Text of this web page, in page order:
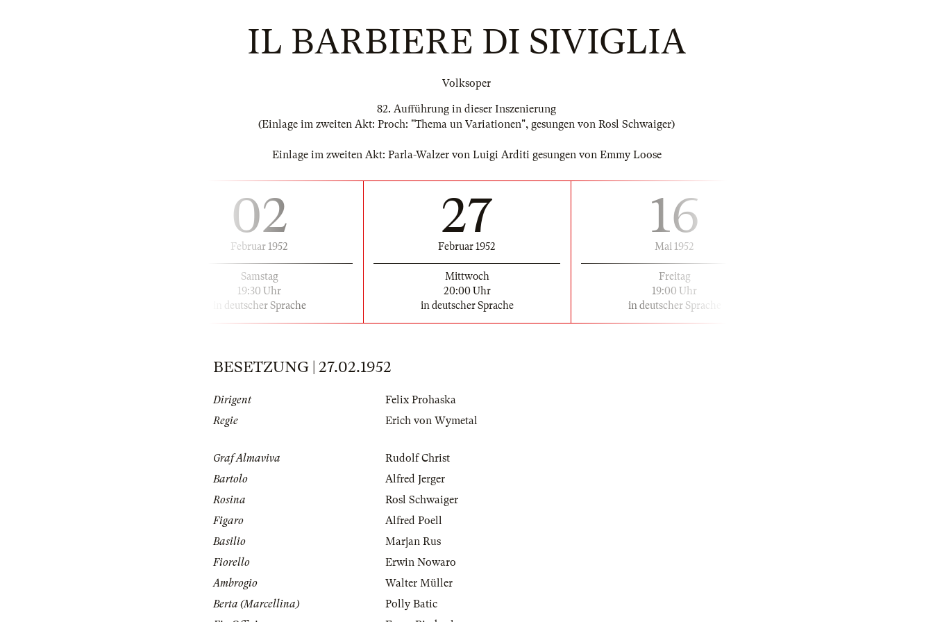
IL BARBIERE DI SIVIGLIA
Volksoper
82. Aufführung in dieser Inszenierung
(Einlage im zweiten Akt: Proch: "Thema un Variationen", gesungen von Rosl Schwaiger)
Einlage im zweiten Akt: Parla-Walzer von Luigi Arditi gesungen von Emmy Loose
02
Februar 1952
Samstag
19:30 Uhr
in deutscher Sprache
27
Februar 1952
Mittwoch
20:00 Uhr
in deutscher Sprache
16
Mai 1952
Freitag
19:00 Uhr
in deutscher Sprache
BESETZUNG | 27.02.1952
Dirigent
Felix Prohaska
Regie
Erich von Wymetal
Graf Almaviva
Rudolf Christ
Bartolo
Alfred Jerger
Rosina
Rosl Schwaiger
Figaro
Alfred Poell
Basilio
Marjan Rus
Fiorello
Erwin Nowaro
Ambrogio
Walter Müller
Berta (Marcellina)
Polly Batic